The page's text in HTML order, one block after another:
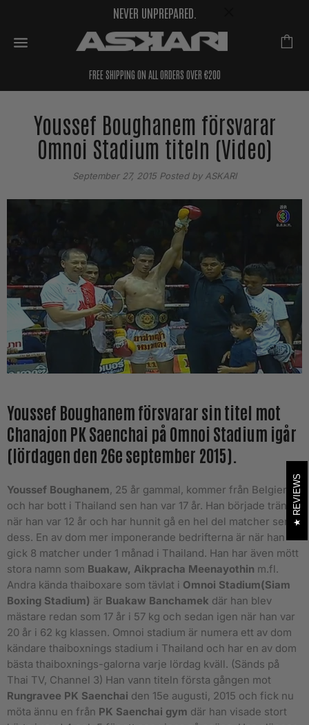
NEVER UNPREPARED.
FREE SHIPPING ON ALL ORDERS OVER €200
Youssef Boughanem försvarar
Omnoi Stadium titeln (Video)
September 27, 2015 Posted by ASKARI
Youssef Boughanem försvarar sin titel mot
Chanajon PK Saenchai på Omnoi Stadium igår
(lördagen den 26e september 2015).
Youssef Boughanem, 25 år gammal, kommer från Belgien
och har bott i Thailand sen han var 17 år. Han började träna
när han var 12 år och har hunnit gå en hel del matcher sen
dess. En av dom mer imponerande bedrifterna är när han
gick 8 matcher under 1 månad i Thailand. Han har även mött
stora namn som Buakaw, Aikpracha Meenayothin m.fl.
Andra kända thaiboxare som tävlat i Omnoi Stadium(Siam
Boxing Stadium) är Buakaw Banchamek där han blev
mästare redan som 17 år i 57 kg och sedan igen när han var
20 år i 62 kg klassen. Omnoi stadium är numera ett av dom
kändare thaiboxnings stadium i Thailand och har en av dom
bästa thaiboxnings-galorna varje lördag kväll. (Sänds på
Thai TV, Channel 3) Han vann titeln första gången mot
Rungravee PK Saenchai den 15e augusti, 2015 och fick nu
möta ännu en från PK Saenchai gym där han visade stort
REVIEWS